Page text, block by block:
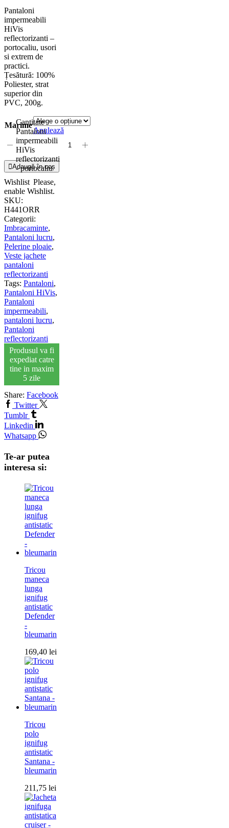
Pantaloni
impermeabili
HiVis
reflectorizanti –
portocaliu, usori
si extrem de
practici.
Țesătură: 100%
Poliester, strat
superior din
PVC, 200g.
Marime
Anulează
Cantitate
Pantaloni
impermeabili
HiVis
reflectorizanti
- portocaliu
Adaugă în coș
Wishlist Please,
enable Wishlist.
SKU:
H441ORR
Categorii:
Imbracaminte,
Pantaloni lucru,
Pelerine ploaie,
Veste jachete
pantaloni
reflectorizanti
Tags: Pantaloni,
Pantaloni HiVis,
Pantaloni
impermeabili,
pantaloni lucru,
Pantaloni
reflectorizanti
Produsul va fi
expediat catre
tine in maxim
5 zile
Share: Facebook
Twitter
Tumblr
Linkedin
Whatsapp
Te-ar putea
interesa si:
Tricou
maneca
lunga
ignifug
antistatic
Defender
-
bleumarin
169,40 lei
Tricou
polo
ignifug
antistatic
Santana -
bleumarin
211,75 lei